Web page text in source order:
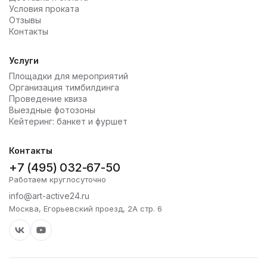
мероприятие, обеспечивая безопасное и
увлекательное времяпрепровождение.
пожелания и создаём условия, которые идеально
подойдут для вашего мероприятия. Независимо от
специфики и масштаба события, мы найдём
оптимальное решение для вас.
поддержки. Вам не придётся беспокоиться о
деталях, мы возьмём на себя все организационные
моменты.
Условия проката
Отзывы
Контакты
Услуги
Площадки для мероприятий
Организация тимбилдинга
Проведение квиза
Выездные фотозоны
Кейтеринг: банкет и фуршет
Контакты
+7 (495) 032-67-50
Работаем круглосуточно
info@art-active24.ru
Москва, Егорьевский проезд, 2А стр. 6